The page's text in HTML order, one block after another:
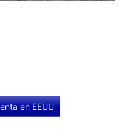
en EEUU